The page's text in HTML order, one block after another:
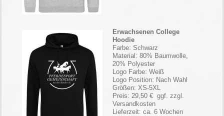
Erwachsenen College
Hoodie
Farbe: Schwarz
Material: 80% Baumwolle,
20% Polyester
Logo Farbe: Weiß
Logo Position: Nach Wahl
Größen: XS-5XL
Preis: 29,50 € ggf. zzgl.
Versandkosten
Lieferzeit: ca. 6 Wochen